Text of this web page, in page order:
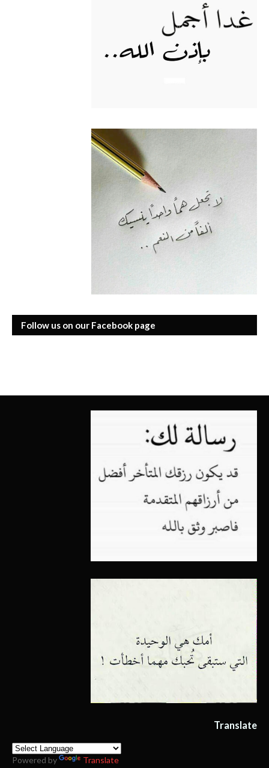
Follow us on our Facebook page
Translate
Powered by Translate